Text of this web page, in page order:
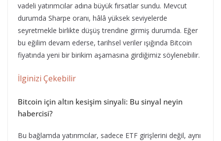
vadeli yatırımcılar adına büyük fırsatlar sundu. Mevcut
durumda Sharpe oranı, hâlâ yüksek seviyelerde
seyretmekle birlikte düşüş trendine girmiş durumda. Eğer
bu eğilim devam ederse, tarihsel veriler ışığında Bitcoin
fiyatında yeni bir birikim aşamasına girdiğimiz söylenebilir.
İlginizi Çekebilir
Bitcoin için altın kesişim sinyali: Bu sinyal neyin
habercisi?
Bu bağlamda yatırımcılar, sadece ETF girişlerini değil, aynı